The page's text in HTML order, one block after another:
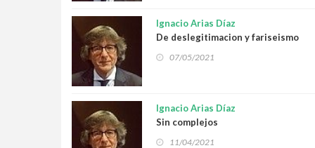
Ignacio Arias Díaz
De deslegitimacion y fariseismo
07/05/2021
Ignacio Arias Díaz
Sin complejos
11/04/2021